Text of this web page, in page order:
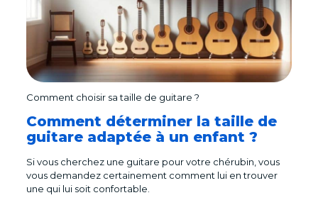
Comment choisir sa taille de guitare ?
Comment déterminer la taille de
guitare adaptée à un enfant ?
Si vous cherchez une guitare pour votre chérubin, vous
vous demandez certainement comment lui en trouver
une qui lui soit confortable.